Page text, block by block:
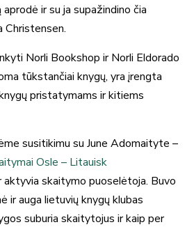
ir su ja supažindino čia
Christensen.
Norli Bookshop ir Norli Eldorado
tūkstančiai knygų, yra įrengta
pristatymams ir kitiems
susitikimu su June Adomaityte –
Osle – Litauisk
aktyvia skaitymo puoselėtoja. Buvo
ir auga lietuvių knygų klubas
suburia skaitytojus ir kaip per